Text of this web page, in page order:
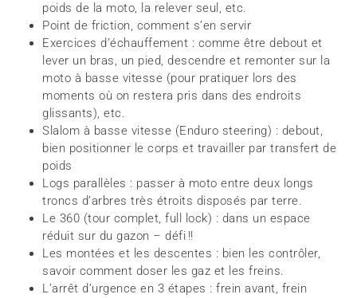
poids de la moto, la relever seul, etc.
Point de friction, comment s’en servir
Exercices d’échauffement : comme être debout et
lever un bras, un pied, descendre et remonter sur la
moto à basse vitesse (pour pratiquer lors des
moments où on restera pris dans des endroits
glissants), etc.
Slalom à basse vitesse (Enduro steering) : debout,
bien positionner le corps et travailler par transfert de
poids
Logs parallèles : passer à moto entre deux longs
troncs d’arbres très étroits disposés par terre.
Le 360 (tour complet, full lock) : dans un espace
réduit sur du gazon – défi !!
Les montées et les descentes : bien les contrôler,
savoir comment doser les gaz et les freins.
L’arrêt d’urgence en 3 étapes : frein avant, frein